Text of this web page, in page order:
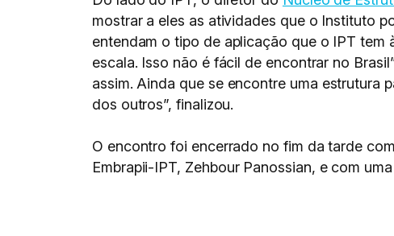
mostrar a eles as atividades que o Instituto
entendam o tipo de aplicação que o IPT
escala. Isso não é fácil de encontrar no
assim. Ainda que se encontre uma estrutura
dos outros”, finalizou.
O encontro foi encerrado no fim da tarde
Embrapii-IPT, Zehbour Panossian, e com